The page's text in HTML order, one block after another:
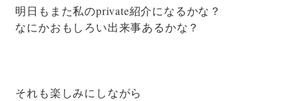
明日もまた私のprivate紹介になるかな？
なにかおもしろい出来事あるかな？
それも楽しみにしながら